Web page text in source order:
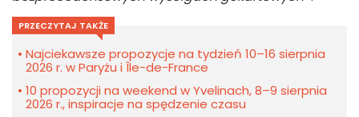
PRZECZYTAJ TAKŻE
Najciekawsze propozycje na tydzień 10–16 sierpnia
2026 r. w Paryżu i Île-de-France
10 propozycji na weekend w Yvelinach, 8–9 sierpnia
2026 r., inspiracje na spędzenie czasu